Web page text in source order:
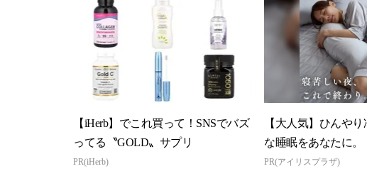
【iHerb】でこれ買って！SNSでバズ
ってる〝GOLD〟サプリ
PR(iHerb)
【大人気】ひんや
な睡眠をあなたに。
PR(アイリスプラザ)